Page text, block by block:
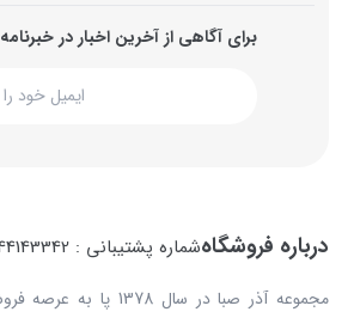
برای آگاهی از آخرین اخبار در
درباره فروشگاهشماره پشتیبانی : 02144143342
مجموعه آذر صبا در سال